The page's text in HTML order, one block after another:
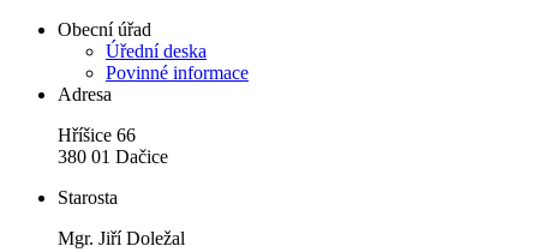
Obecní úřad
Úřední deska
Povinné informace
Adresa
Hříšice 66
380 01 Dačice
Starosta
Mgr. Jiří Doležal